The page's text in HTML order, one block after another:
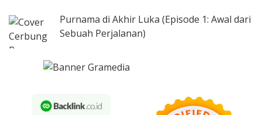
Purnama di Akhir Luka (Episode 1: Awal dari
Sebuah Perjalanan)